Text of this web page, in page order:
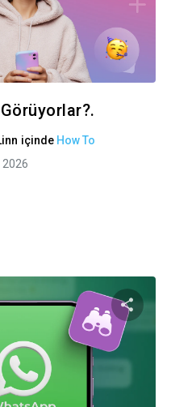
Twitter
içinde How To
2026
Bu